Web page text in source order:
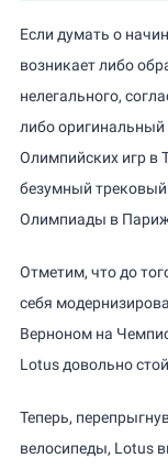
Если думать о
возникает либо
нелегального,
либо оригинальный
Олимпийских игр в
безумный
Олимпиады в
Отметим, что до
себя
Верноном на
Lotus довольно
Теперь,
велосипеды, Lotus